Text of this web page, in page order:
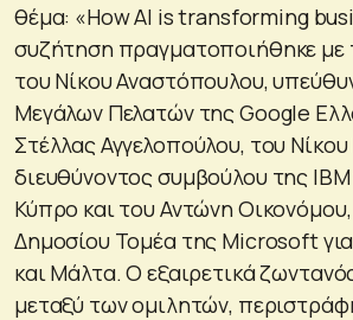
θέμα: «How AI is transforming
συζήτηση πραγματοποιήθηκε με
του Νίκου Αναστόπουλου,
Μεγάλων Πελατών της Google
Στέλλας Αγγελοπούλου, του
διευθύνοντος συμβούλου της IBM
Κύπρο και του Αντώνη
Δημοσίου Τομέα της Microsoft
και Μάλτα. Ο εξαιρετικά
μεταξύ των ομιλητών,